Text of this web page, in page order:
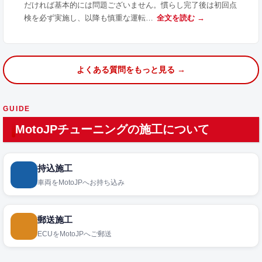
だければ基本的には問題ございません。慣らし完了後は初回点
検を必ず実施し、以降も慎重な運転… 全文を読む →
よくある質問をもっと見る →
GUIDE
MotoJPチューニングの施工について
持込施工
車両をMotoJPへお持ち込み
郵送施工
ECUをMotoJPへご郵送